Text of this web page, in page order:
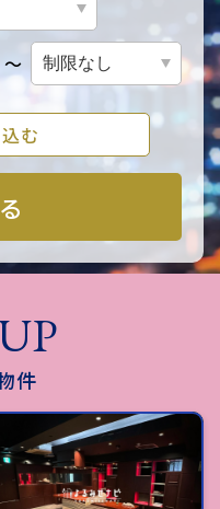
～
む
件